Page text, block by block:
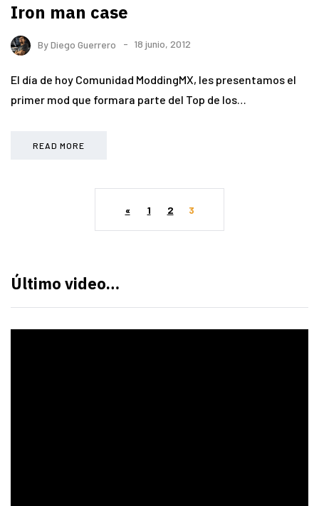
Iron man case
ByDiego Guerrero 18 junio, 2012
El día de hoy Comunidad ModdingMX, les presentamos el
primer mod que formara parte del Top de los…
READ MORE
« 1 2 3
Último video…